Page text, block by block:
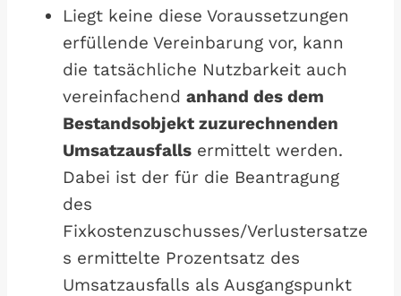
Liegt keine diese Voraussetzungen
erfüllende Vereinbarung vor, kann
die tatsächliche Nutzbarkeit auch
vereinfachend anhand des dem
Bestandsobjekt zuzurechnenden
Umsatzausfalls ermittelt werden.
Dabei ist der für die Beantragung
des
Fixkostenzuschusses/Verlustersatze
s ermittelte Prozentsatz des
Umsatzausfalls als Ausgangspunkt